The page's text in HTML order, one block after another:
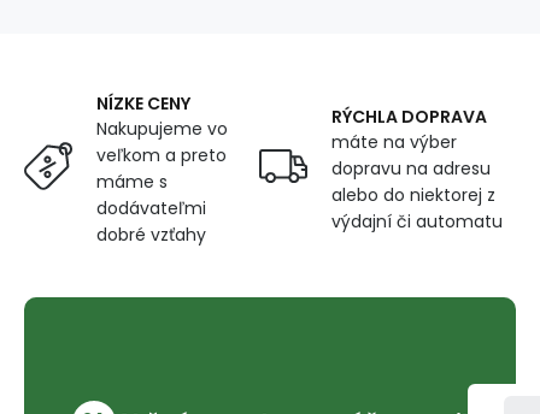
160
cm
NÍZKE CENY
Nakupujeme vo
veľkom a preto
máme s
dodávateľmi
dobré vzťahy
RÝCHLA DOPRAVA
máte na výber
dopravu na adresu
alebo do niektorej z
výdajní či automatu